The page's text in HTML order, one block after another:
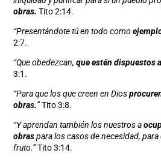
obras. Tito 2:14.
“Presentándote tú en todo como
2:7.
“Que obedezcan, que estén dispuestos
3:1.
“Para que los que creen en Dios
obras.”Tito 3:8.
“Y aprendan también los nuestros a
obraspara los casos de necesidad, para
fruto.”Tito 3:14.